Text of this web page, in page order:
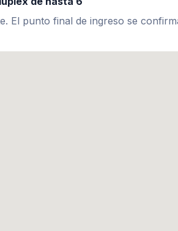
El punto final de ingreso se